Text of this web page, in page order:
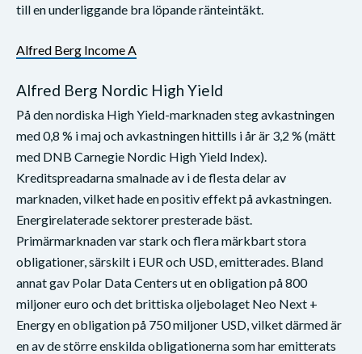
till en underliggande bra löpande ränteintäkt.
Alfred Berg Income A
Alfred Berg Nordic High Yield
På den nordiska High Yield-marknaden steg avkastningen
med 0,8 % i maj och avkastningen hittills i år är 3,2 % (mätt
med DNB Carnegie Nordic High Yield Index).
Kreditspreadarna smalnade av i de flesta delar av
marknaden, vilket hade en positiv effekt på avkastningen.
Energirelaterade sektorer presterade bäst.
Primärmarknaden var stark och flera märkbart stora
obligationer, särskilt i EUR och USD, emitterades. Bland
annat gav Polar Data Centers ut en obligation på 800
miljoner euro och det brittiska oljebolaget Neo Next +
Energy en obligation på 750 miljoner USD, vilket därmed är
en av de större enskilda obligationerna som har emitterats